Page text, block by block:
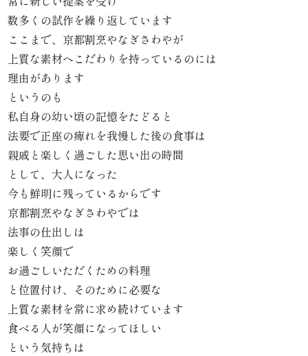
リ
ズ
選
ぶ
た
け
ひ
さ
《京
懐
数多くの試作を繰り返しています
ここまで、京都割烹やなぎさわやが
上質な素材へこだわりを持っているのには
理由があります
というのも
私自身の幼い頃の記憶をたどると
法要で正座の痺れを我慢した後の食事は
親戚と楽しく過ごした思い出の時間
として、大人になった
今も鮮明に残っているからです
京都割烹やなぎさわやでは
法事の仕出しは
楽しく笑顔で
お過ごしいただくための料理
と位置付け、そのために必要な
上質な素材を常に求め続けています
食べる人が笑顔になってほしい
という気持ちは